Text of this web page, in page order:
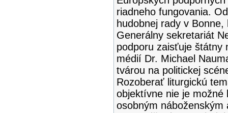
riadneho fungovania.
hudobnej rady v
Generálny sekretariát
podporu zaisťuje štátny
médií Dr. Michael
tvárou na politickej
Rozoberať liturgickú
objektívne nie je možné
osobným